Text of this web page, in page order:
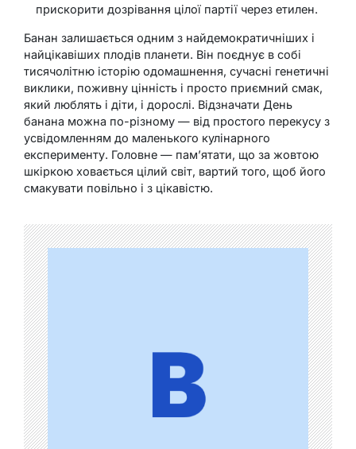
прискорити дозрівання цілої партії через етилен.
Банан залишається одним з найдемократичніших і
найцікавіших плодів планети. Він поєднує в собі
тисячолітню історію одомашнення, сучасні генетичні
виклики, поживну цінність і просто приємний смак,
який люблять і діти, і дорослі. Відзначати День
банана можна по-різному — від простого перекусу з
усвідомленням до маленького кулінарного
експерименту. Головне — пам’ятати, що за жовтою
шкіркою ховається цілий світ, вартий того, щоб його
смакувати повільно і з цікавістю.